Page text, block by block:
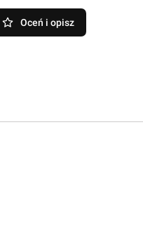
Oceń i opisz